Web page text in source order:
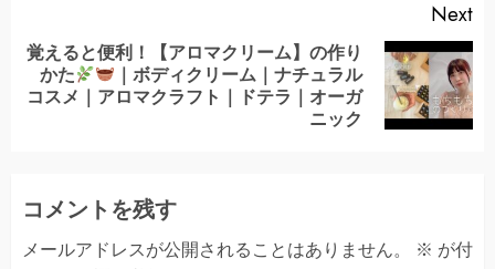
Next
Next
post:
覚えると便利！【アロマクリーム】の作り
かた
｜ボディクリーム｜ナチュラル
コスメ｜アロマクラフト｜ドテラ｜オーガ
ニック
コメントを残す
メールアドレスが公開されることはありません。 ※ が付